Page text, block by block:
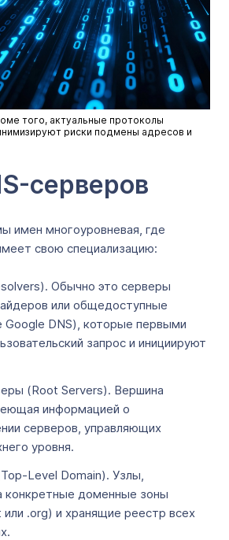
того, актуальные протоколы
риски подмены адресов и
серверов
имен многоуровневая, где
свою специализацию:
Обычно это серверы
или общедоступные
DNS), которые первыми
запрос и инициируют
(Root Servers). Вершина
информацией о
серверов, управляющих
уровня.
Level Domain). Узлы,
конкретные доменные зоны
.org) и хранящие реестр всех